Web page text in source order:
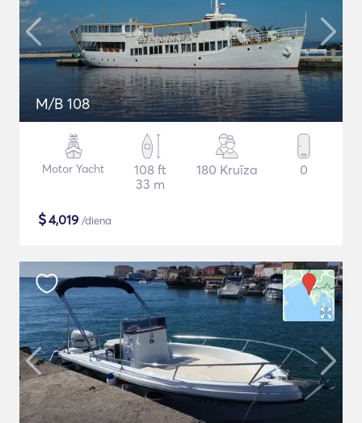
M/B 108
Motor Yacht
108 ft
33 m
180 Kruīza 0
$4,019 /diena